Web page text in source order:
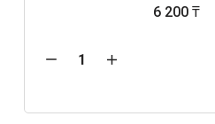
6 200 ₸